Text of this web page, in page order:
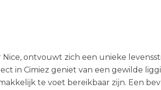
Nice, ontvouwt zich een unieke
in Cimiez geniet van een gewilde
te voet bereikbaar zijn. Een